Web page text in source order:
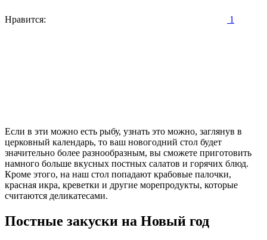
Нравится: 1
Если в эти можно есть рыбу, узнать это можно, заглянув в
церковный календарь, то ваш новогодний стол будет
значительно более разнообразным, вы сможете приготовить
намного больше вкусных постных салатов и горячих блюд.
Кроме этого, на наш стол попадают крабовые палочки,
красная икра, креветки и другие морепродукты, которые
считаются деликатесами.
Постные закуски на Новый год